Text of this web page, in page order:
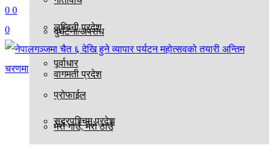
दुर्घटना/अपराध
पूर्वाधार
प्रोफाईल
मेरो गाउँ, मेरो ठाउँ
लुम्बिनी प्रदेश
वागमती प्रदेश
सुदूरपश्चिम प्रदेश
0 0
0